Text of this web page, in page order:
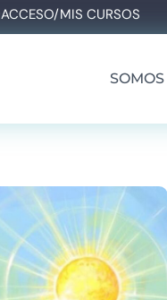
ACCESO/MIS CURSOS
SOMOS